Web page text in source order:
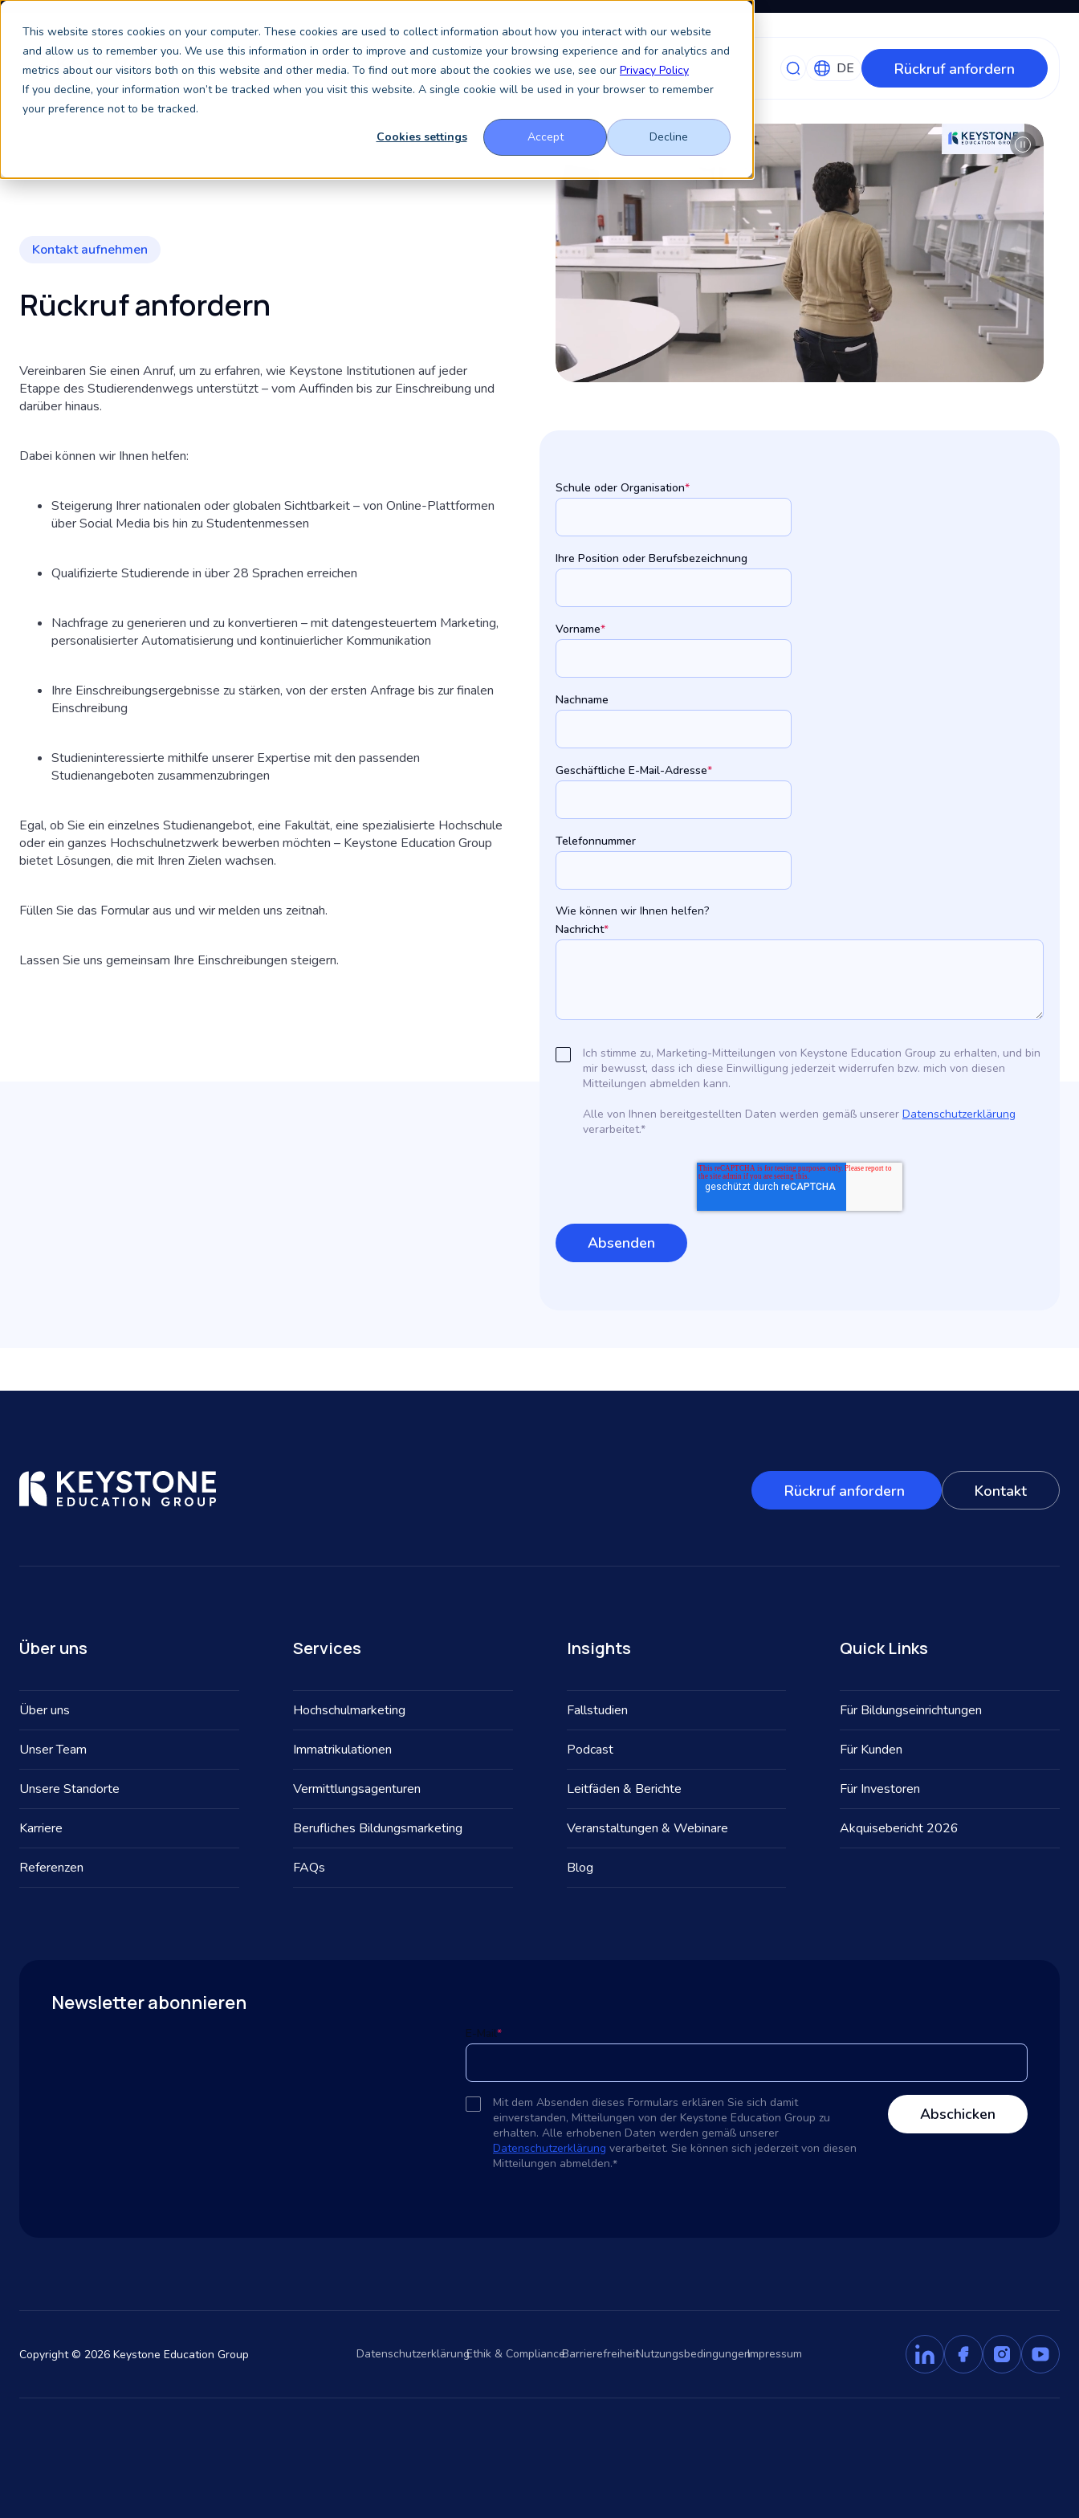
This website stores cookies on your computer. These cookies are used to collect information about how you interact with our website
and allow us to remember you. We use this information in order to improve and customize your browsing experience and for analytics and
metrics about our visitors both on this website and other media. To find out more about the cookies we use, see our Privacy Policy
If you decline, your information won’t be tracked when you visit this website. A single cookie will be used in your browser to remember
your preference not to be tracked.
Cookies settings
Accept Decline
Services Über uns Insights News Rückruf anfordern
Kontakt aufnehmen
Rückruf anfordern
Vereinbaren Sie einen Anruf, um zu erfahren, wie Keystone Institutionen auf jeder
Etappe des Studierendenwegs unterstützt – vom Auffinden bis zur Einschreibung und
darüber hinaus.
Dabei können wir Ihnen helfen:
Steigerung Ihrer nationalen oder globalen Sichtbarkeit – von Online-Plattformen
über Social Media bis hin zu Studentenmessen
Qualifizierte Studierende in über 28 Sprachen erreichen
Nachfrage zu generieren und zu konvertieren – mit datengesteuertem Marketing,
personalisierter Automatisierung und kontinuierlicher Kommunikation
Ihre Einschreibungsergebnisse zu stärken, von der ersten Anfrage bis zur finalen
Einschreibung
Studieninteressierte mithilfe unserer Expertise mit den passenden
Studienangeboten zusammenzubringen
Egal, ob Sie ein einzelnes Studienangebot, eine Fakultät, eine spezialisierte Hochschule
oder ein ganzes Hochschulnetzwerk bewerben möchten – Keystone Education Group
bietet Lösungen, die mit Ihren Zielen wachsen.
Füllen Sie das Formular aus und wir melden uns zeitnah.
Lassen Sie uns gemeinsam Ihre Einschreibungen steigern.
Schule oder Organisation*
Ihre Position oder Berufsbezeichnung
Vorname*
Nachname
Geschäftliche E-Mail-Adresse*
Telefonnummer
Nachricht*
Wie können wir Ihnen helfen?
Ich stimme zu, Marketing-Mitteilungen von Keystone Education Group zu erhalten, und bin
mir bewusst, dass ich diese Einwilligung jederzeit widerrufen bzw. mich von diesen
Mitteilungen abmelden kann.
Alle von Ihnen bereitgestellten Daten werden gemäß unserer Datenschutzerklärung
verarbeitet.*
Rückruf anfordern Kontakt
Über uns
Über uns
Unser Team
Unsere Standorte
Karriere
Referenzen
Services
Hochschulmarketing
Immatrikulationen
Vermittlungsagenturen
Berufliches Bildungsmarketing
FAQs
Insights
Fallstudien
Podcast
Leitfäden & Berichte
Veranstaltungen & Webinare
Blog
Quick Links
Für Bildungseinrichtungen
Für Kunden
Für Investoren
Akquisebericht 2026
Newsletter abonnieren
E-Mail*
Mit dem Absenden dieses Formulars erklären Sie sich damit
einverstanden, Mitteilungen von der Keystone Education Group zu
erhalten. Alle erhobenen Daten werden gemäß unserer
Datenschutzerklärung verarbeitet. Sie können sich jederzeit von diesen
Mitteilungen abmelden.*
Copyright © 2026 Keystone Education Group DatenschutzerklärungEthik & ComplianceBarrierefreiheitNutzungsbedingungenImpressum